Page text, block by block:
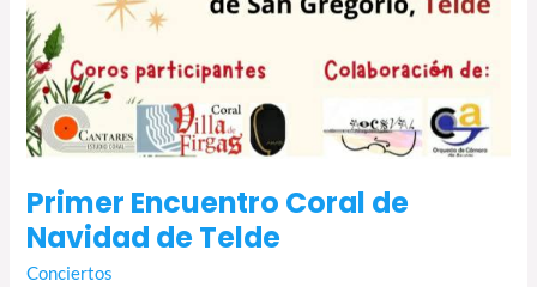
Primer Encuentro Coral de
Navidad de Telde
Conciertos